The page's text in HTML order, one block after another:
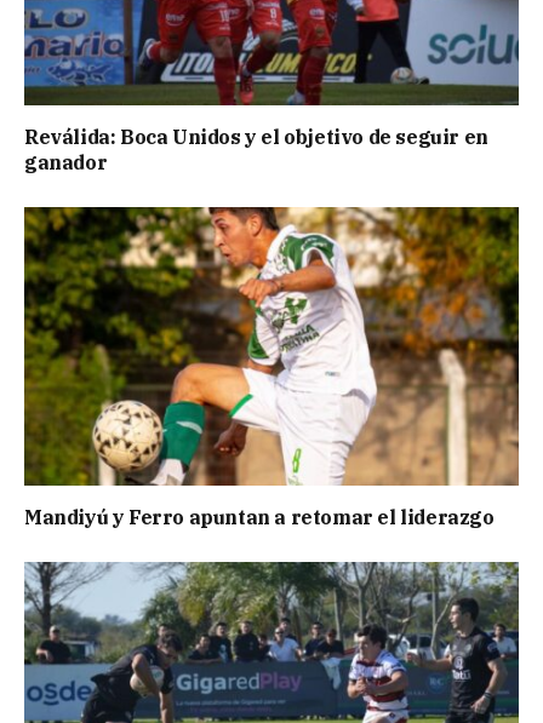
Reválida: Boca Unidos y el objetivo de seguir en
ganador
Mandiyú y Ferro apuntan a retomar el liderazgo